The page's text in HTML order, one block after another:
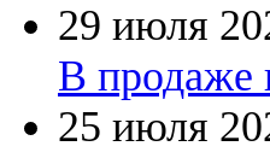
29 июля
В
25 июля